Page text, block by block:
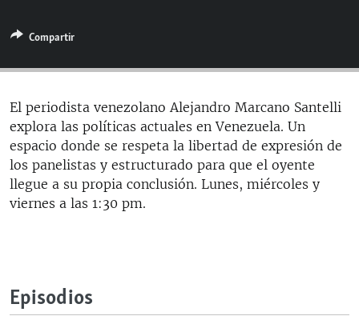
ESPECIALES
ESPECIALES
LA REALIDAD DE LA VIVIENDA EN CUBA
SER VIEJO EN CUBA
KENTU-CUBANO
LOS SANTOS DE HIALEAH
DESINFORMACIÓN RUSA EN AMÉRICA LATINA
MULTIMEDIA
EDITORIALES
SÍGUENOS
Compartir
El periodista venezolano Alejandro Marcano Santelli
explora las políticas actuales en Venezuela. Un
espacio donde se respeta la libertad de expresión de
los panelistas y estructurado para que el oyente
llegue a su propia conclusión. Lunes, miércoles y
viernes a las 1:30 pm.
Episodios